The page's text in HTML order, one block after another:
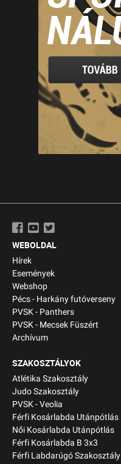
WEBOLDAL
Hírek
Események
Webshop
Pécs - Harkány futóverseny
PVSK - Panthers
PVSK - Mecsek Füszért
Archívum
SZAKOSZTÁLYOK
Atlétika Szakosztály
Judo Szakosztály
PVSK - Veolia
Férfi Kosárlabda Utánpótlás
Női Kosárlabda Utánpótlás
Férfi Kosárlabda B 3x3
Férfi Labdarúgó Szakosztály